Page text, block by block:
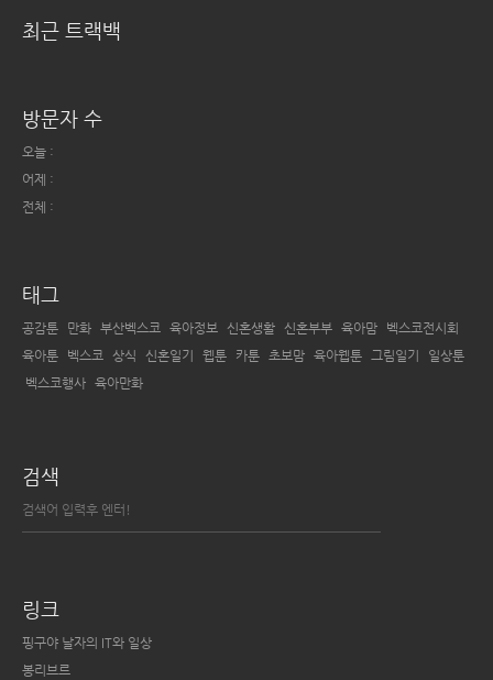
최근 트랙백
방문자 수
오늘 :
어제 :
전체 :
태그
공감툰 만화 부산벡스코 육아정보 신혼생활 신혼부부 육아맘
벡스코전시회
육아툰
벡스코 상식 신혼일기 웹툰 카툰 초보맘 육아웹툰 그림일기
일상툰
벡스코행사 육아만화
검색
링크
핑구야 날자의 IT와 일상
봉리브르